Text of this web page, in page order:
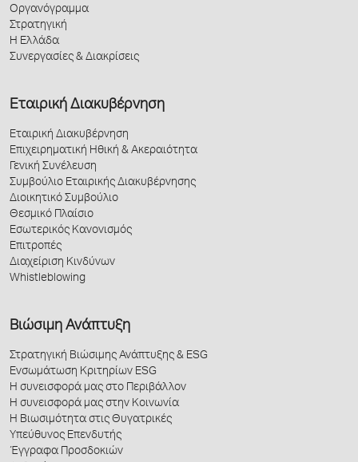
Οργανόγραμμα
Στρατηγική
Η Ελλάδα
Συνεργασίες & Διακρίσεις
Εταιρική Διακυβέρνηση
Εταιρική Διακυβέρνηση
Επιχειρηματική Ηθική & Ακεραιότητα
Γενική Συνέλευση
Συμβούλιο Εταιρικής Διακυβέρνησης
Διοικητικό Συμβούλιο
Θεσμικό Πλαίσιο
Εσωτερικός Κανονισμός
Επιτροπές
Διαχείριση Κινδύνων
Whistleblowing
Βιώσιμη Ανάπτυξη
Στρατηγική Βιώσιμης Ανάπτυξης & ESG
Ενσωμάτωση Κριτηρίων ESG
Η συνεισφορά μας στο Περιβάλλον
Η συνεισφορά μας στην Κοινωνία
Η Βιωσιμότητα στις Θυγατρικές
Υπεύθυνος Επενδυτής
Έγγραφα Προσδοκιών